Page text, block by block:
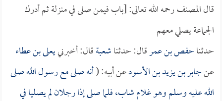
قال المصنف رحمه الله تعالى: [باب فيمن صلى في منزلة ثم أدرك
الجماعة يصلي معهم
حدثناحفص بن عمرقال: حدثناشعبةقال: أخبرنييعلى بن عطاء
عنجابر بن يزيد بن الأسودعن أبيه: (أنه صلى مع رسول الله صلى
الله عليه وسلم وهو غلام شاب، فلما صلى إذا رجلان لم يصليا في